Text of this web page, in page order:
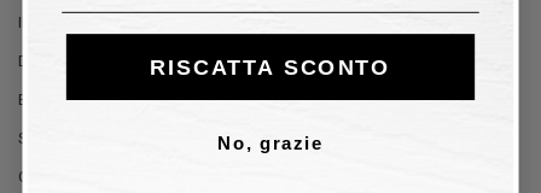
Il Negozio
Dove Siamo
Blog
Stilisti
Offerte
RISCATTA SCONTO
No, grazie